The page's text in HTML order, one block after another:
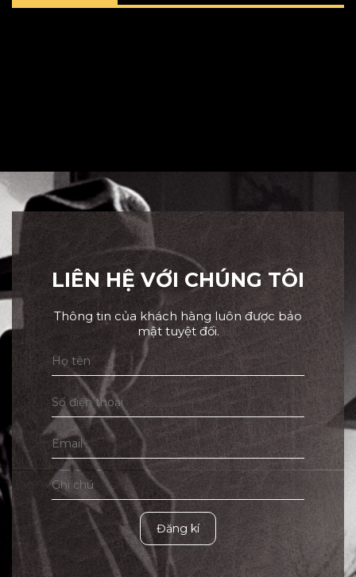
LIÊN HỆ VỚI CHÚNG TÔI
Thông tin của khách hàng luôn được bảo
mật tuyệt đối.
Đăng kí